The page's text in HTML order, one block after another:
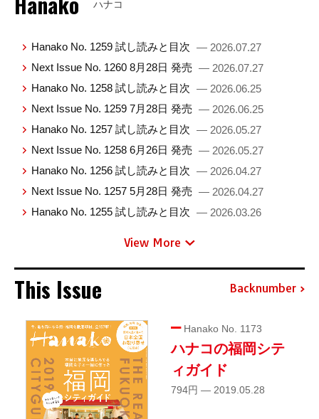
ハナコ
Hanako No. 1259 試し読みと目次 — 2026.07.27
Next Issue No. 1260 8月28日 発売 — 2026.07.27
Hanako No. 1258 試し読みと目次 — 2026.06.25
Next Issue No. 1259 7月28日 発売 — 2026.06.25
Hanako No. 1257 試し読みと目次 — 2026.05.27
Next Issue No. 1258 6月26日 発売 — 2026.05.27
Hanako No. 1256 試し読みと目次 — 2026.04.27
Next Issue No. 1257 5月28日 発売 — 2026.04.27
Hanako No. 1255 試し読みと目次 — 2026.03.26
View More
This Issue Backnumber
Hanako No. 1173
ハナコの福岡シテ
ィガイド
794円 — 2019.05.28